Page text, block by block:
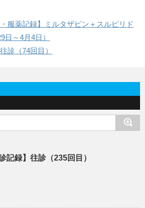
・服薬記録】ミルタザピン＋スルピリド
日～4月4日）
診（74回目）
記録】往診（235回目）